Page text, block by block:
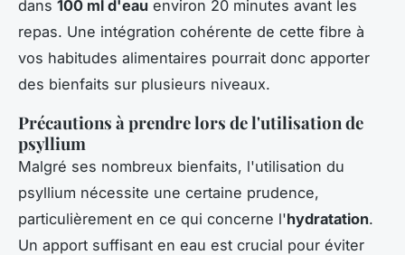
dans 100 ml d'eau environ 20 minutes avant les
repas. Une intégration cohérente de cette fibre à
vos habitudes alimentaires pourrait donc apporter
des bienfaits sur plusieurs niveaux.
Précautions à prendre lors de l'utilisation de
psyllium
Malgré ses nombreux bienfaits, l'utilisation du
psyllium nécessite une certaine prudence,
particulièrement en ce qui concerne l'hydratation.
Un apport suffisant en eau est crucial pour éviter